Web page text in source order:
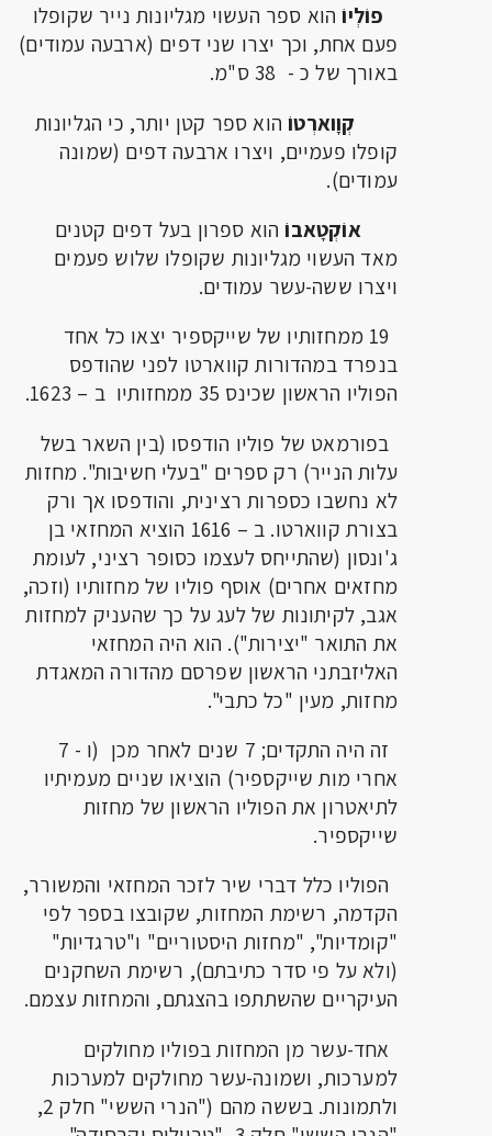
פוֹלְיוֹ הוא ספר העשוי מגליונות נייר שקופלו
פעם אחת, וכך יצרו שני דפים (ארבעה עמודים)
באורך של כ - 38 ס"מ.
קְוָוארְטוֹהוא ספר קטן יותר, כי הגליונות
קופלו פעמיים, ויצרו ארבעה דפים (שמונה
עמודים).
אוֹקְטָאבוֹהוא ספרון בעל דפים קטנים
מאד העשוי מגליונות שקופלו שלוש פעמים
ויצרו ששה-עשר עמודים.
19 ממחזותיו של שייקספיר יצאו כל אחד
בנפרד במהדורות קווארטו לפני שהודפס
הפוליו הראשון שכינס 35 ממחזותיו ב – 1623.
בפורמאט של פוליו הודפסו (בין השאר בשל
עלות הנייר) רק ספרים "בעלי חשיבות". מחזות
לא נחשבו כספרות רצינית, והודפסו אך ורק
בצורת קווארטו. ב – 1616 הוציא המחזאי בן
ג'ונסון (שהתייחס לעצמו כסופר רציני, לעומת
מחזאים אחרים) אוסף פוליו של מחזותיו (וזכה,
אגב, לקיתונות של לעג על כך שהעניק למחזות
את התואר "יצירות"). הוא היה המחזאי
האליזבתני הראשון שפרסם מהדורה המאגדת
מחזות, מעין "כל כתבי".
זה היה התקדים; 7 שנים לאחר מכן (ו - 7
אחרי מות שייקספיר) הוציאו שניים מעמיתיו
לתיאטרון את הפוליו הראשון של מחזות
שייקספיר.
הפוליו כלל דברי שיר לזכר המחזאי והמשורר,
הקדמה, רשימת המחזות, שקובצו בספר לפי
"קומדיות", "מחזות היסטוריים" ו"טרגדיות"
(ולא על פי סדר כתיבתם), רשימת השחקנים
העיקריים שהשתתפו בהצגתם, והמחזות עצמם.
אחד-עשר מן המחזות בפוליו מחולקים
למערכות, ושמונה-עשר מחולקים למערכות
ולתמונות. בששה מהם ("הנרי הששי" חלק 2,